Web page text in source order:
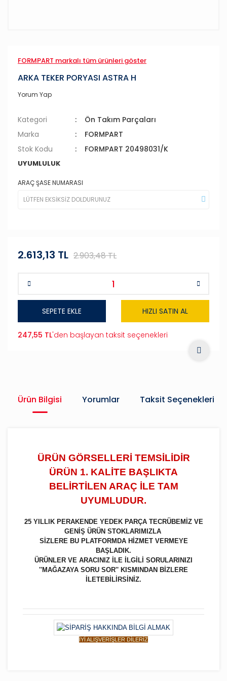
FORMPART markalı tüm ürünleri göster
ARKA TEKER PORYASI ASTRA H
Yorum Yap
Kategori
Ön Takım Parçaları
Marka
FORMPART
Stok Kodu
FORMPART 20498031/K
UYUMLULUK
ARAÇ ŞASE NUMARASI
2.613,13 TL 2.903,48 TL
SEPETE EKLE HIZLI SATIN AL
247,55 TL'den başlayan taksit seçenekleri
Ürün Bilgisi Yorumlar Taksit Seçenekleri
ÜRÜN GÖRSELLERİ TEMSİLİDİR
ÜRÜN 1. KALİTE BAŞLIKTA
BELİRTİLEN ARAÇ İLE TAM
UYUMLUDUR.
25 YILLIK PERAKENDE YEDEK PARÇA TECRÜBEMİZ VE
GENİŞ ÜRÜN STOKLARIMIZLA
SİZLERE BU PLATFORMDA HİZMET VERMEYE
BAŞLADIK.
ÜRÜNLER VE ARACINIZ İLE İLGİLİ SORULARINIZI
''MAĞAZAYA SORU SOR'' KISMINDAN BİZLERE
İLETEBİLİRSİNİZ.
İYİ ALIŞVERİŞLER DİLERİZ